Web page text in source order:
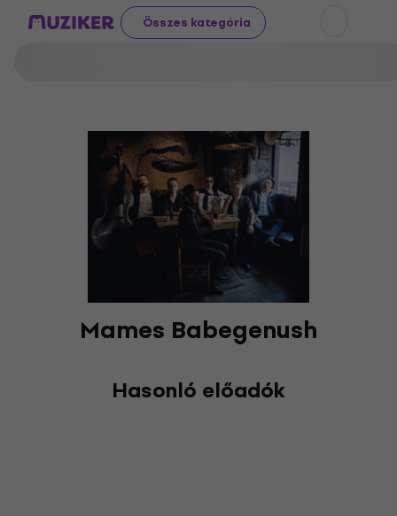
Összes kategória
Mames Babegenush
Hasonló előadók